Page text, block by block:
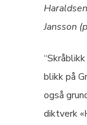
Jansson
blikk på
også
diktverk